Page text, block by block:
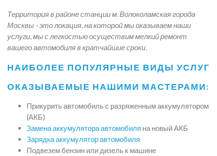
Территория в районе станции м. Волоколамская города
Москвы - это локация, на которой мы оказываем наши
услуги, мы с легкостью осуществим мелкий ремонт
вашего автомобиля в кратчайшие сроки.
НАИБОЛЕЕ ПОПУЛЯРНЫЕ ВИДЫ УСЛУГ
ОКАЗЫВАЕМЫЕ НАШИМИ МАСТЕРАМИ:
Прикурить автомобиль с разряженным аккумулятором
(АКБ)
Замена аккумулятора автомобиля на новый АКБ
Зарядка аккумулятор автомобиля
Подвезем бензин или дизель к машине